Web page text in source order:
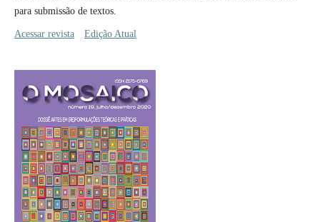
para submissão de textos.
Acessar revista Edição Atual